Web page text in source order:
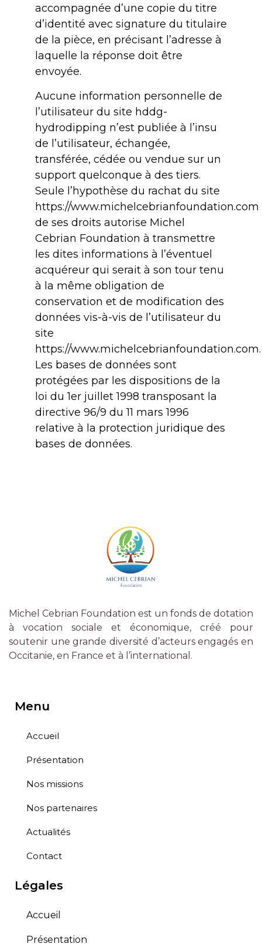
accompagnée d’une copie du titre
d’identité avec signature du titulaire
de la pièce, en précisant l’adresse à
laquelle la réponse doit être
envoyée.
Aucune information personnelle de
l’utilisateur du site hddg-
hydrodipping n’est publiée à l’insu
de l’utilisateur, échangée,
transférée, cédée ou vendue sur un
support quelconque à des tiers.
Seule l’hypothèse du rachat du site
https://www.michelcebrianfoundation.com
de ses droits autorise Michel
Cebrian Foundation à transmettre
les dites informations à l’éventuel
acquéreur qui serait à son tour tenu
à la même obligation de
conservation et de modification des
données vis-à-vis de l’utilisateur du
site
https://www.michelcebrianfoundation.com.
Les bases de données sont
protégées par les dispositions de la
loi du 1er juillet 1998 transposant la
directive 96/9 du 11 mars 1996
relative à la protection juridique des
bases de données.
Michel Cebrian Foundation est un fonds de dotation
à vocation sociale et économique, créé pour
soutenir une grande diversité d’acteurs engagés en
Occitanie, en France et à l’international.
Menu
Accueil
Présentation
Nos missions
Nos partenaires
Actualités
Contact
Légales
Accueil
Présentation